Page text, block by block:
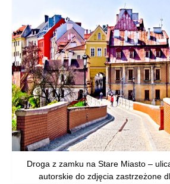
Droga z zamku na Stare Miasto –
autorskie do zdjęcia zastrzeżone